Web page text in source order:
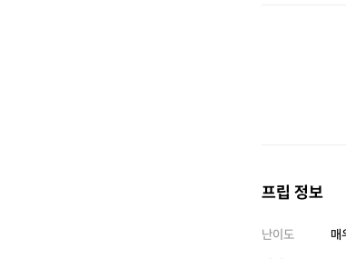
프립 정보
난이도
매